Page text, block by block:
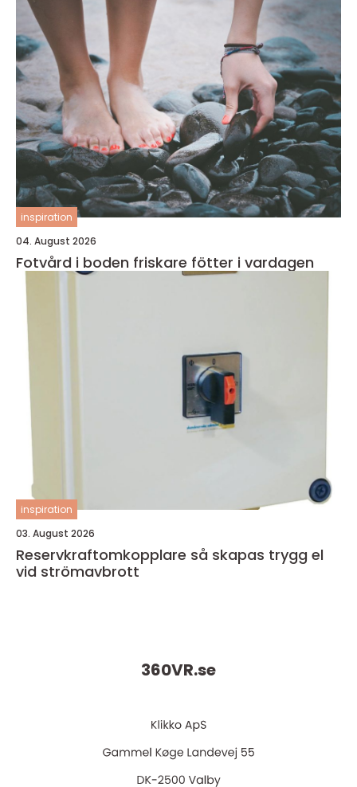
inspiration
04. August 2026
Fotvård i boden friskare fötter i vardagen
inspiration
03. August 2026
Reservkraftomkopplare så skapas trygg el
vid strömavbrott
360VR.se